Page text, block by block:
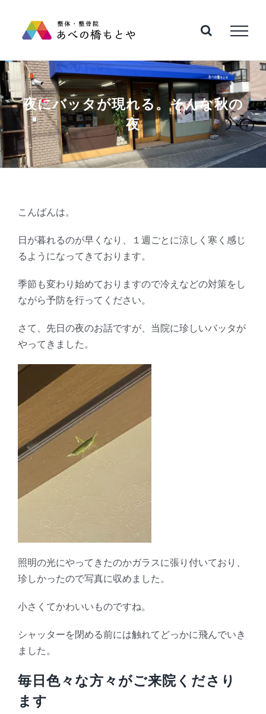
content
夜にバッタが現れる。そんな秋の
夜
こんばんは。
日が暮れるのが早くなり、１週ごとに涼しく寒く感じ
るようになってきております。
季節も変わり始めておりますので冷えなどの対策をし
ながら予防を行ってください。
さて、先日の夜のお話ですが、当院に珍しいバッタが
やってきました。
照明の光にやってきたのかガラスに張り付いており、
珍しかったので写真に収めました。
小さくてかわいいものですね。
シャッターを閉める前には触れてどっかに飛んでいき
ました。
毎日色々な方々がご来院くださり
ます